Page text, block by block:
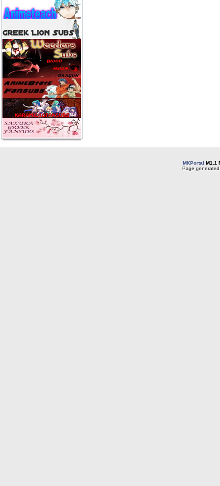
MKPortal M1.1
Page